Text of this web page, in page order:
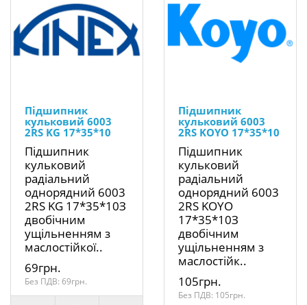
Підшипник
кульковий 6003
2RS KG 17*35*10
Підшипник
кульковий
радіальний
однорядний 6003
2RS KG 17*35*10З
двобічним
ущільненням з
маслостійкої..
69грн.
Без ПДВ: 69грн.
Підшипник
кульковий 6003
2RS KOYO 17*35*10
Підшипник
кульковий
радіальний
однорядний 6003
2RS KOYO
17*35*10З
двобічним
ущільненням з
маслостійк..
105грн.
Без ПДВ: 105грн.